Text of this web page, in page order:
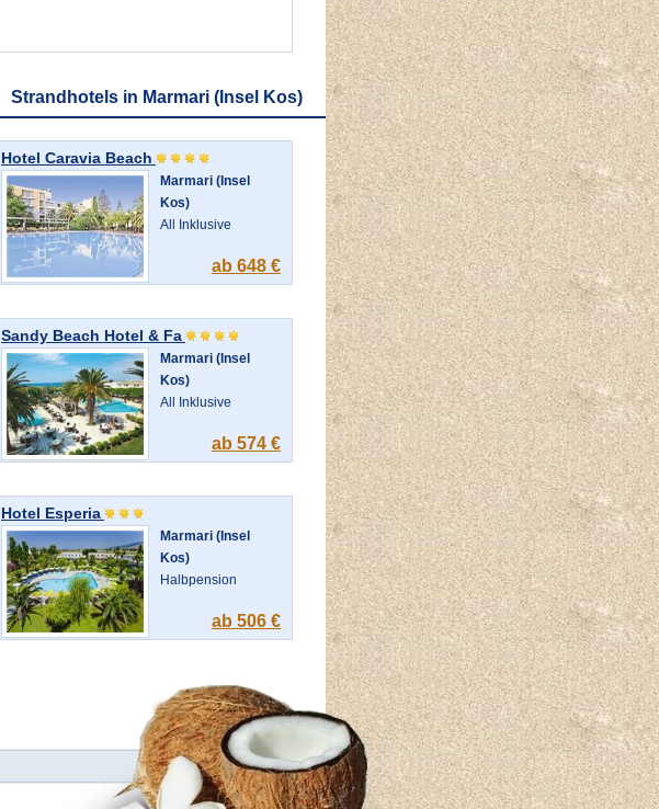
Strandhotels in Marmari (Insel Kos)
Hotel Caravia Beach
Marmari (Insel
Kos)
All Inklusive
ab 648 €
Sandy Beach Hotel & Fa
Marmari (Insel
Kos)
All Inklusive
ab 574 €
Hotel Esperia
Marmari (Insel
Kos)
Halbpension
ab 506 €